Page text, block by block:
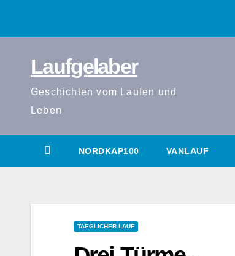
Laufgelaber
Geschichten vom Laufen und
Leben
NORDKAP100 VANLAUF
TAEGLICHER LAUF